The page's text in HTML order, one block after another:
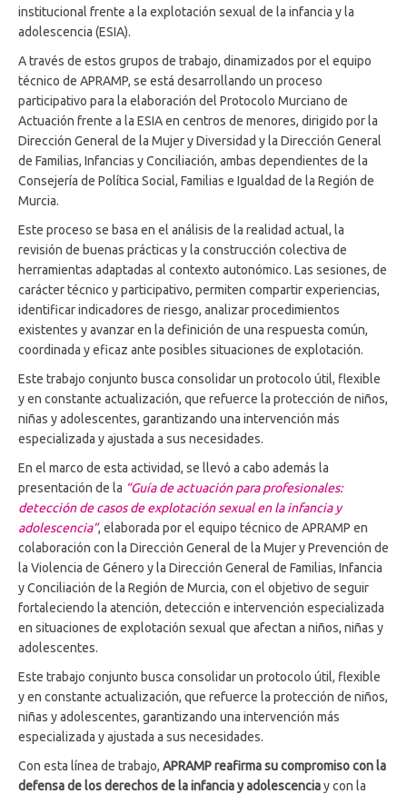
institucional frente a la explotación sexual de la infancia y la
adolescencia (ESIA).
A través de estos grupos de trabajo, dinamizados por el equipo
técnico de APRAMP, se está desarrollando un proceso
participativo para la elaboración del Protocolo Murciano de
Actuación frente a la ESIA en centros de menores, dirigido por la
Dirección General de la Mujer y Diversidad y la Dirección General
de Familias, Infancias y Conciliación, ambas dependientes de la
Consejería de Política Social, Familias e Igualdad de la Región de
Murcia.
Este proceso se basa en el análisis de la realidad actual, la
revisión de buenas prácticas y la construcción colectiva de
herramientas adaptadas al contexto autonómico. Las sesiones, de
carácter técnico y participativo, permiten compartir experiencias,
identificar indicadores de riesgo, analizar procedimientos
existentes y avanzar en la definición de una respuesta común,
coordinada y eficaz ante posibles situaciones de explotación.
Este trabajo conjunto busca consolidar un protocolo útil, flexible
y en constante actualización, que refuerce la protección de niños,
niñas y adolescentes, garantizando una intervención más
especializada y ajustada a sus necesidades.
En el marco de esta actividad, se llevó a cabo además la
presentación de la “Guía de actuación para profesionales:
detección de casos de explotación sexual en la infancia y
adolescencia”, elaborada por el equipo técnico de APRAMP en
colaboración con la Dirección General de la Mujer y Prevención de
la Violencia de Género y la Dirección General de Familias, Infancia
y Conciliación de la Región de Murcia, con el objetivo de seguir
fortaleciendo la atención, detección e intervención especializada
en situaciones de explotación sexual que afectan a niños, niñas y
adolescentes.
Este trabajo conjunto busca consolidar un protocolo útil, flexible
y en constante actualización, que refuerce la protección de niños,
niñas y adolescentes, garantizando una intervención más
especializada y ajustada a sus necesidades.
Con esta línea de trabajo, APRAMP reafirma su compromiso con la
defensa de los derechos de la infancia y adolescenciay con la